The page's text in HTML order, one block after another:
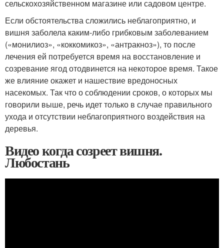
сельскохозяйственном магазине или садовом центре.
Если обстоятельства сложились неблагоприятно, и
вишня заболела каким-либо грибковым заболеванием
(«монилиоз», «коккомикоз», «антракноз»), то после
лечения ей потребуется время на восстановление и
созревание ягод отодвинется на некоторое время. Такое
же влияние окажет и нашествие вредоносных
насекомых. Так что о соблюдении сроков, о которых мы
говорили выше, речь идет только в случае правильного
ухода и отсутствии неблагоприятного воздействия на
деревья.
Видео когда созреет вишня.
Любостань